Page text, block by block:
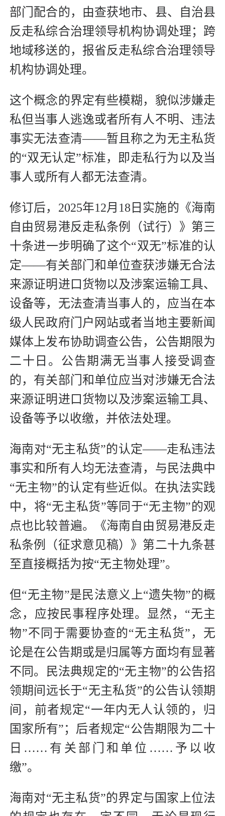
部门配合的，由查获地市、县、自治县
反走私综合治理领导机构协调处理；跨
地域移送的，报省反走私综合治理领导
机构协调处理。
这个概念的界定有些模糊，貌似涉嫌走
私但当事人逃逸或者所有人不明、违法
事实无法查清——暂且称之为无主私货
的“双无认定”标准，即走私行为以及当
事人或所有人都无法查清。
修订后，2025年12月18日实施的《海南
自由贸易港反走私条例（试行）》第三
十条进一步明确了这个“双无”标准的认
定——有关部门和单位查获涉嫌无合法
来源证明进口货物以及涉案运输工具、
设备等，无法查清当事人的，应当在本
级人民政府门户网站或者当地主要新闻
媒体上发布协助调查公告，公告期限为
二十日。公告期满无当事人接受调查
的，有关部门和单位应当对涉嫌无合法
来源证明进口货物以及涉案运输工具、
设备等予以收缴，并依法处理。
海南对“无主私货”的认定——走私违法
事实和所有人均无法查清，与民法典中
“无主物”的认定有些近似。在执法实践
中，将“无主私货”等同于“无主物”的观
点也比较普遍。《海南自由贸易港反走
私条例（征求意见稿）》第二十九条甚
至直接概括为按“无主物处理”。
但“无主物”是民法意义上“遗失物”的概
念，应按民事程序处理。显然，“无主
物”不同于需要协查的“无主私货”，无
论是在公告期或是归属等方面均有显著
不同。民法典规定的“无主物”的公告招
领期间远长于“无主私货”的公告认领期
间，前者规定“一年内无人认领的，归
国家所有”；后者规定“公告期限为二十
日……有关部门和单位……予以收
缴”。
海南对“无主私货”的界定与国家上位法